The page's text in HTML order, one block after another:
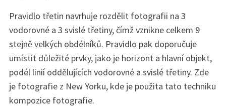
Pravidlo třetin navrhuje rozdělit fotografii na 3
vodorovné a 3 svislé třetiny, čímž vznikne celkem 9
stejně velkých obdélníků. Pravidlo pak doporučuje
umístit důležité prvky, jako je horizont a hlavní objekt,
podél linií oddělujících vodorovné a svislé třetiny. Zde
je fotografie z New Yorku, kde je použita tato techniku
kompozice fotografie.